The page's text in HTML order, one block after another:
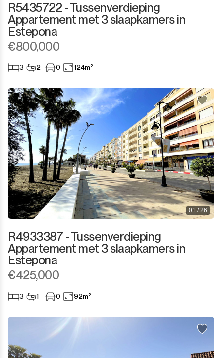
R5435722 - Tussenverdieping
Appartement met 3 slaapkamers in
Estepona
€800,000
3 2 0 124m²
01 / 26
R4933387 - Tussenverdieping
Appartement met 3 slaapkamers in
Estepona
€425,000
3 1 0 92m²